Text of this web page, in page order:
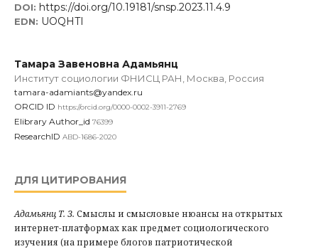
DOI: https://doi.org/10.19181/snsp.2023.11.4.9
EDN: UOQHTI
Тамара Завеновна Адамьянц
Институт социологии ФНИСЦ РАН, Москва, Россия
tamara-adamiants@yandex.ru
ORCID ID https://orcid.org/0000-0002-3911-2769
Elibrary Author_id 76399
ResearchID ABD-1686-2020
ДЛЯ ЦИТИРОВАНИЯ
Адамьянц Т. З. Смыслы и смысловые нюансы на открытых
интернет-платформах как предмет социологического
изучения (на примере блогов патриотической